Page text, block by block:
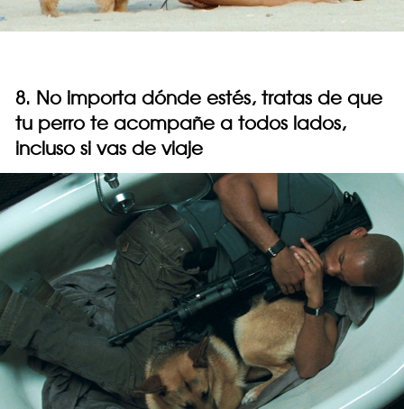
8. No importa dónde estés, tratas de que
tu perro te acompañe a todos lados,
incluso si vas de viaje